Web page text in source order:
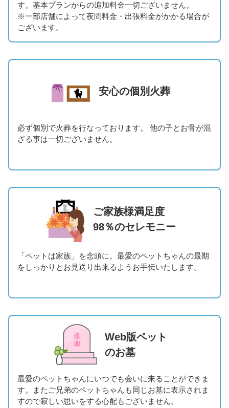
す。基本プランからの追加料金一切ございません。
※一部店舗によって夜間料金・出張料金がかかる場合が
ございます。
安心の個別火葬
必ず個別で火葬を行なっております。 他の子とお骨が混
ざる事は一切ございません。
ご家族様満足度
98％のセレモニー
「ペットは家族」を念頭に。最愛のペットちゃんの最期
をしっかりとお見送り出来るようお手伝いたします。
Web版ペット
のお墓
最愛のペットちゃんにいつでも会いに来ることができま
す。またご兄弟のペットちゃんも同じお墓に表示されま
すので寂しい思いをする心配もございません。